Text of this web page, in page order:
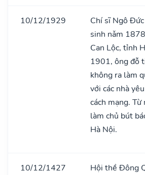
10/12/1929
Chí sĩ Ngô
sinh nǎm
Can Lộc, tỉnh
1901, ông đỗ
không ra làm
với các nhà
cách mạng.
làm chủ bút
Hà Nội.
10/12/1427
Hội thề Đông